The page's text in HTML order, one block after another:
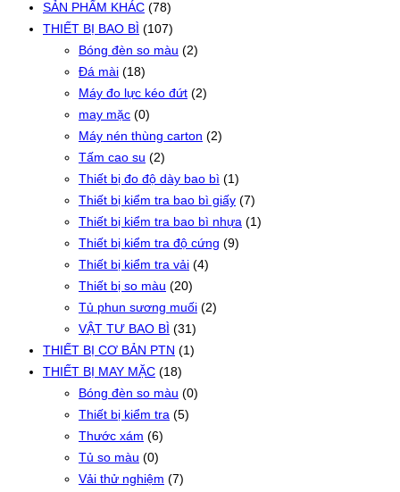
SẢN PHẨM KHÁC (78)
THIẾT BỊ BAO BÌ (107)
Bóng đèn so màu (2)
Đá mài (18)
Máy đo lực kéo đứt (2)
may mặc (0)
Máy nén thùng carton (2)
Tấm cao su (2)
Thiết bị đo độ dày bao bì (1)
Thiết bị kiểm tra bao bì giấy (7)
Thiết bị kiểm tra bao bì nhựa (1)
Thiết bị kiểm tra độ cứng (9)
Thiết bị kiểm tra vải (4)
Thiết bị so màu (20)
Tủ phun sương muối (2)
VẬT TƯ BAO BÌ (31)
THIẾT BỊ CƠ BẢN PTN (1)
THIẾT BỊ MAY MẶC (18)
Bóng đèn so màu (0)
Thiết bị kiểm tra (5)
Thước xám (6)
Tủ so màu (0)
Vải thử nghiệm (7)